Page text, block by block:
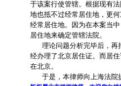
于该案行使管辖。根据现有
地也抵不过经常居住地，更
经常居住地。因为在本案当
居住地来确定管辖法院。
理论问题分析完毕后，再
经办理了北京居住证。而居
在北京。
于是，本律师向上海法院